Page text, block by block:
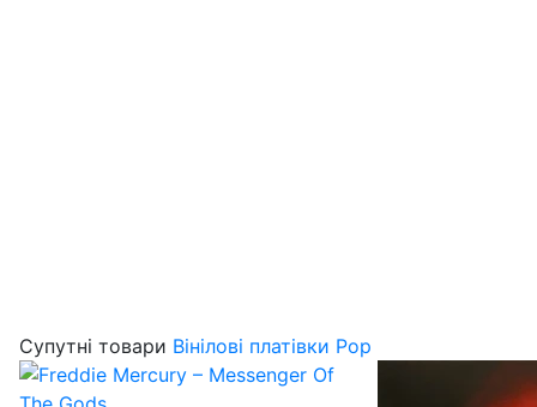
Супутні товари Вінілові платівки Pop